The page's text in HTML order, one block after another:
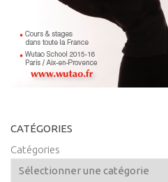
CATÉGORIES
Catégories